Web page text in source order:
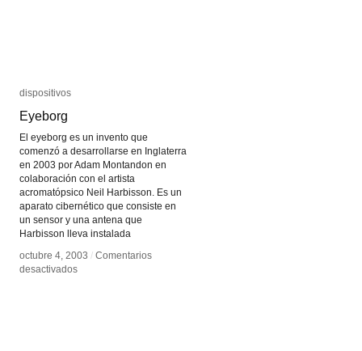
dispositivos
Eyeborg
El eyeborg es un invento que
comenzó a desarrollarse en Inglaterra
en 2003 por Adam Montandon en
colaboración con el artista
acromatópsico Neil Harbisson. Es un
aparato cibernético que consiste en
un sensor y una antena que
Harbisson lleva instalada
octubre 4, 2003 / Comentarios
desactivadosen
dispositivos
Eyeborg
octubre 4, 2003 / Comentarios
desactivadosen